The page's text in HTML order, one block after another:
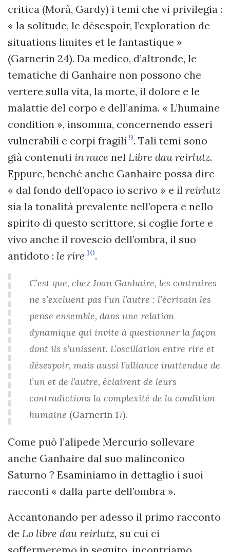
critica (Morà, Gardy) i temi che vi privilegia :
« la solitude, le désespoir, l’exploration de
situations limites et le fantastique »
(Garnerin 24). Da medico, d’altronde, le
tematiche di Ganhaire non possono che
vertere sulla vita, la morte, il dolore e le
malattie del corpo e dell’anima. « L’humaine
condition », insomma, concernendo esseri
vulnerabili e corpi fragili 9. Tali temi sono
già contenuti in nuce nel Libre dau reirlutz.
Eppure, benché anche Ganhaire possa dire
« dal fondo dell’opaco io scrivo » e il reirlutz
sia la tonalità prevalente nell’opera e nello
spirito di questo scrittore, si coglie forte e
vivo anche il rovescio dell’ombra, il suo
antidoto : le rire 10.
C’est que, chez Joan Ganhaire, les contraires
ne s’excluent pas l’un l’autre : l’écrivain les
pense ensemble, dans une relation
dynamique qui invite à questionner la façon
dont ils s’unissent. L’oscillation entre rire et
désespoir, mais aussi l’alliance inattendue de
l’un et de l’autre, éclairent de leurs
contradictions la complexité de la condition
humaine (Garnerin 17).
Come può l’alipede Mercurio sollevare
anche Ganhaire dal suo malinconico
Saturno ? Esaminiamo in dettaglio i suoi
racconti « dalla parte dell’ombra ».
Accantonando per adesso il primo racconto
de Lo libre dau reirlutz, su cui ci